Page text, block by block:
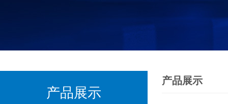
产品展示
产品展示